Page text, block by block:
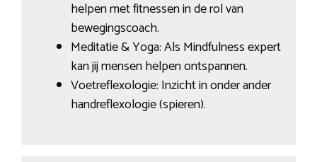
helpen met fitnessen in de rol van
bewegingscoach.
Meditatie & Yoga: Als Mindfulness expert
kan jij mensen helpen ontspannen.
Voetreflexologie: Inzicht in onder ander
handreflexologie (spieren).